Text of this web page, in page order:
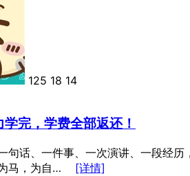
125 18 14
完，学费全部返还！
句话、一件事、一次演讲、一段经
马，为自… [详情]